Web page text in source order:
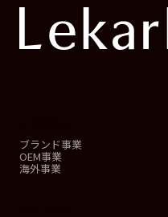
ブランド事業
OEM事業
海外事業